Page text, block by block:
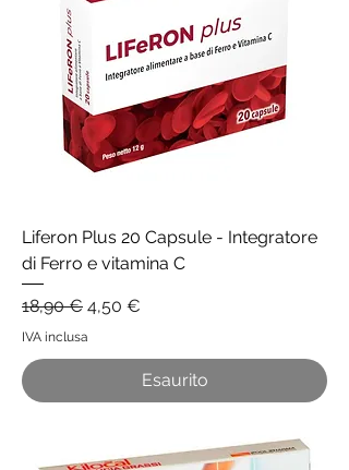
Liferon Plus 20 Capsule - Integratore
di Ferro e vitamina C
Prezzo regolare
18,90 € Prezzo scontato
4,50 €
IVA inclusa
Esaurito